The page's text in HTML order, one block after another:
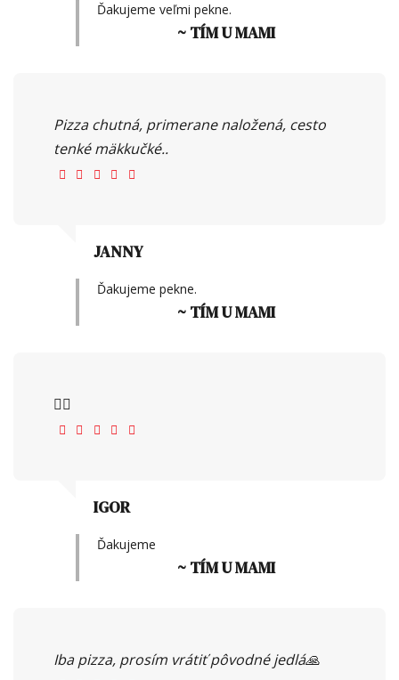
Ďakujeme veľmi pekne.
~ TÍM U MAMI
Pizza chutná, primerane naložená, cesto
tenké mäkkučké..
JANNY
Ďakujeme pekne.
~ TÍM U MAMI
👍🏻
IGOR
Ďakujeme
~ TÍM U MAMI
Iba pizza, prosím vrátiť pôvodné jedlá🙏